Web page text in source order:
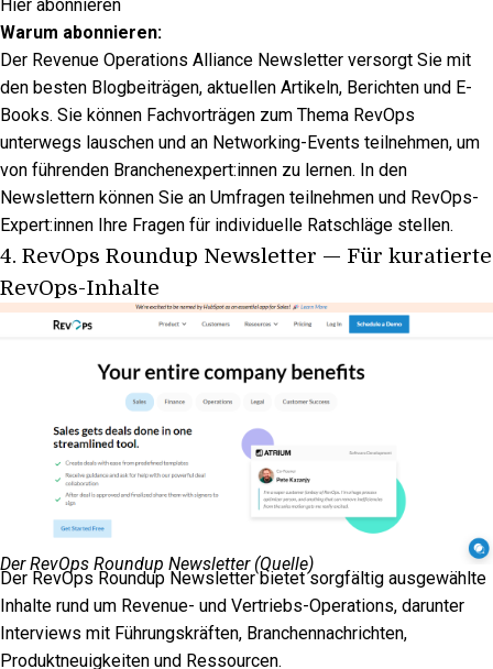
Hier abonnieren
Warum abonnieren:
Der Revenue Operations Alliance Newsletter versorgt Sie mit
den besten Blogbeiträgen, aktuellen Artikeln, Berichten und E-
Books. Sie können Fachvorträgen zum Thema RevOps
unterwegs lauschen und an Networking-Events teilnehmen, um
von führenden Branchenexpert:innen zu lernen. In den
Newslettern können Sie an Umfragen teilnehmen und RevOps-
Expert:innen Ihre Fragen für individuelle Ratschläge stellen.
4. RevOps Roundup Newsletter — Für kuratierte
RevOps-Inhalte
Der RevOps Roundup Newsletter (Quelle)
Der RevOps Roundup Newsletter bietet sorgfältig ausgewählte
Inhalte rund um Revenue- und Vertriebs-Operations, darunter
Interviews mit Führungskräften, Branchennachrichten,
Produktneuigkeiten und Ressourcen.